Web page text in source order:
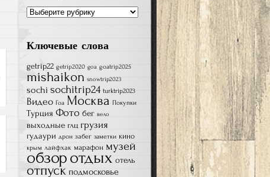
Категории
постов
Ключевые слова
getrip22 getrip2020 goa goatrip2025
mishaikon snowtrip2023
sochi sochitrip24 turktrip2023
Видео Гоа Москва Покупки
Турция Фото бег вело
выходные глц грузия
гудаури дрон забег заметки кино
крым лайфхак марафон музей
обзоротдых отель
отпуск подмосковье